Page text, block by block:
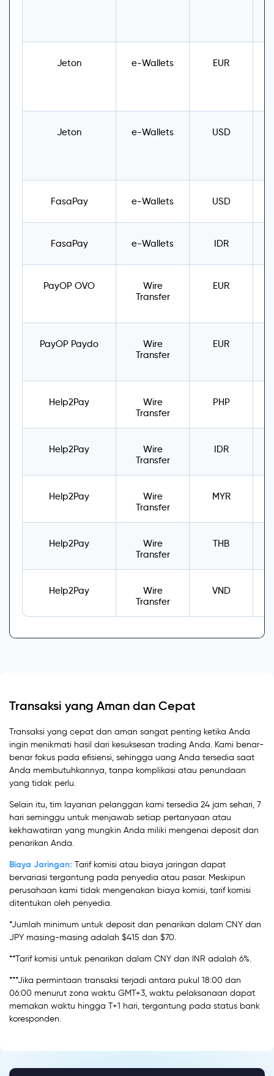
Jeton e-Wallets EUR
Jeton e-Wallets USD
FasaPay e-Wallets USD
FasaPay e-Wallets IDR
PayOP OVO
Wire
Transfer
EUR
PayOP Paydo
Wire
Transfer
EUR
Help2Pay
Wire
Transfer
PHP
Help2Pay
Wire
Transfer
IDR
Help2Pay
Wire
Transfer
MYR
Help2Pay
Wire
Transfer
THB
Help2Pay
Wire
Transfer
VND
Transaksi yang Aman dan Cepat
Transaksi yang cepat dan aman sangat penting ketika Anda
ingin menikmati hasil dari kesuksesan trading Anda. Kami benar-
benar fokus pada efisiensi, sehingga uang Anda tersedia saat
Anda membutuhkannya, tanpa komplikasi atau penundaan
yang tidak perlu.
Selain itu, tim layanan pelanggan kami tersedia 24 jam sehari, 7
hari seminggu untuk menjawab setiap pertanyaan atau
kekhawatiran yang mungkin Anda miliki mengenai deposit dan
penarikan Anda.
Biaya Jaringan: Tarif komisi atau biaya jaringan dapat
bervariasi tergantung pada penyedia atau pasar. Meskipun
perusahaan kami tidak mengenakan biaya komisi, tarif komisi
ditentukan oleh penyedia.
*Jumlah minimum untuk deposit dan penarikan dalam CNY dan
JPY masing-masing adalah $415 dan $70.
**Tarif komisi untuk penarikan dalam CNY dan INR adalah 6%.
***Jika permintaan transaksi terjadi antara pukul 18:00 dan
06:00 menurut zona waktu GMT+3, waktu pelaksanaan dapat
memakan waktu hingga T+1 hari, tergantung pada status bank
koresponden.